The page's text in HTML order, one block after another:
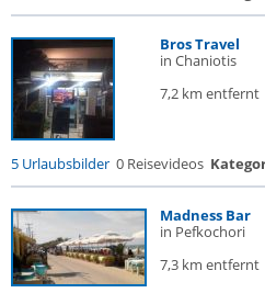
Bros Travel
in Chaniotis
7,2 km entfernt
5 Urlaubsbilder 0 Reisevideos
Madness Bar
in Pefkochori
7,3 km entfernt